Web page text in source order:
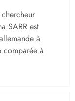
SARR est
à
comparée à